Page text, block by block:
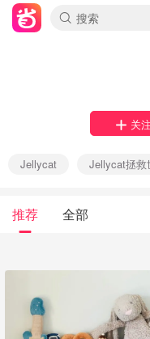
关注
Jellycat Jellycat拯救
推荐 全部